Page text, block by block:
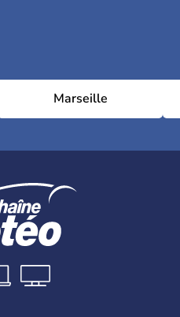
Marseille